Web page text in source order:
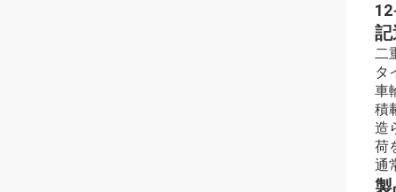
二
タ
車
積
造
荷
通